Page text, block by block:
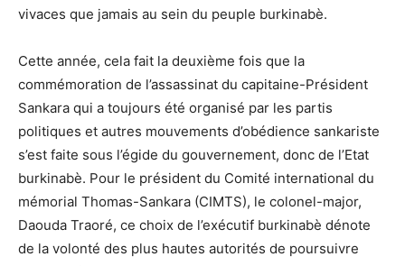
vivaces que jamais au sein du peuple burkinabè.
Cette année, cela fait la deuxième fois que la
commémoration de l’assassinat du capitaine-Président
Sankara qui a toujours été organisé par les partis
politiques et autres mouvements d’obédience sankariste
s’est faite sous l’égide du gouvernement, donc de l’Etat
burkinabè. Pour le président du Comité international du
mémorial Thomas-Sankara (CIMTS), le colonel-major,
Daouda Traoré, ce choix de l’exécutif burkinabè dénote
de la volonté des plus hautes autorités de poursuivre